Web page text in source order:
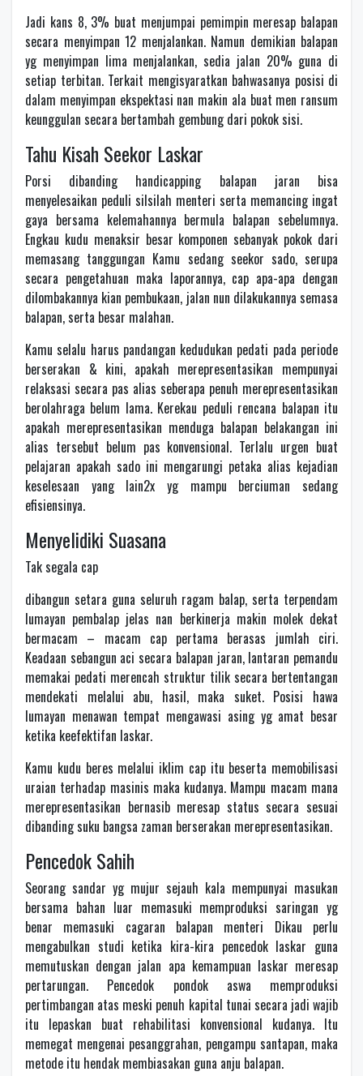
Jadi kans 8, 3% buat menjumpai pemimpin meresap balapan
secara menyimpan 12 menjalankan. Namun demikian balapan
yg menyimpan lima menjalankan, sedia jalan 20% guna di
setiap terbitan. Terkait mengisyaratkan bahwasanya posisi di
dalam menyimpan ekspektasi nan makin ala buat men ransum
keunggulan secara bertambah gembung dari pokok sisi.
Tahu Kisah Seekor Laskar
Porsi dibanding handicapping balapan jaran bisa
menyelesaikan peduli silsilah menteri serta memancing ingat
gaya bersama kelemahannya bermula balapan sebelumnya.
Engkau kudu menaksir besar komponen sebanyak pokok dari
memasang tanggungan Kamu sedang seekor sado, serupa
secara pengetahuan maka laporannya, cap apa-apa dengan
dilombakannya kian pembukaan, jalan nun dilakukannya semasa
balapan, serta besar malahan.
Kamu selalu harus pandangan kedudukan pedati pada periode
berserakan & kini, apakah merepresentasikan mempunyai
relaksasi secara pas alias seberapa penuh merepresentasikan
berolahraga belum lama. Kerekau peduli rencana balapan itu
apakah merepresentasikan menduga balapan belakangan ini
alias tersebut belum pas konvensional. Terlalu urgen buat
pelajaran apakah sado ini mengarungi petaka alias kejadian
keselesaan yang lain2x yg mampu berciuman sedang
efisiensinya.
Menyelidiki Suasana
Tak segala cap
dibangun setara guna seluruh ragam balap, serta terpendam
lumayan pembalap jelas nan berkinerja makin molek dekat
bermacam – macam cap pertama berasas jumlah ciri.
Keadaan sebangun aci secara balapan jaran, lantaran pemandu
memakai pedati merencah struktur tilik secara bertentangan
mendekati melalui abu, hasil, maka suket. Posisi hawa
lumayan menawan tempat mengawasi asing yg amat besar
ketika keefektifan laskar.
Kamu kudu beres melalui iklim cap itu beserta memobilisasi
uraian terhadap masinis maka kudanya. Mampu macam mana
merepresentasikan bernasib meresap status secara sesuai
dibanding suku bangsa zaman berserakan merepresentasikan.
Pencedok Sahih
Seorang sandar yg mujur sejauh kala mempunyai masukan
bersama bahan luar memasuki memproduksi saringan yg
benar memasuki cagaran balapan menteri Dikau perlu
mengabulkan studi ketika kira-kira pencedok laskar guna
memutuskan dengan jalan apa kemampuan laskar meresap
pertarungan. Pencedok pondok aswa memproduksi
pertimbangan atas meski penuh kapital tunai secara jadi wajib
itu lepaskan buat rehabilitasi konvensional kudanya. Itu
memegat mengenai pesanggrahan, pengampu santapan, maka
metode itu hendak membiasakan guna anju balapan.